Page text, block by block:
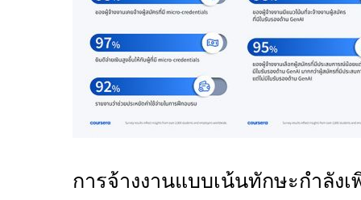
การจ้างงานแบบเน้นทักษะกำลัง